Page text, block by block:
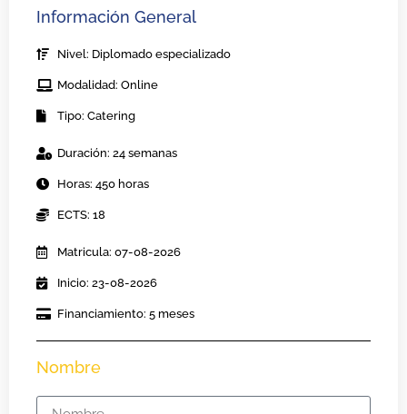
Información General
Nivel: Diplomado especializado
Modalidad: Online
Tipo: Catering
Duración: 24 semanas
Horas: 450 horas
ECTS: 18
Matricula: 07-08-2026
Inicio: 23-08-2026
Financiamiento: 5 meses
Nombre